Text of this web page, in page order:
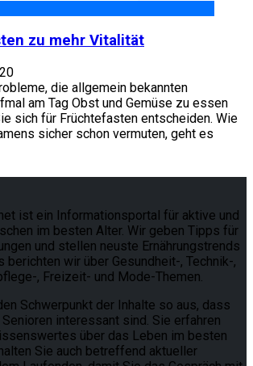
zu mehr Vitalität
die allgemein bekannten
am Tag Obst und Gemüse zu essen
sich für Früchtefasten entscheiden. Wie
sicher schon vermuten, geht es
ist ein Informationsportal für aktive und
im besten Alter. Wir geben Tipps für
und stellen neuste Ernährungstrends
berichten wir über Gesundheit-, Technik-,
, Freizeit- und Mode-Themen.
Schwerpunkt der Inhalte so aus, dass
interessant sind. Sie erfahren
über das Leben im besten
Sie auch betreffend aktueller